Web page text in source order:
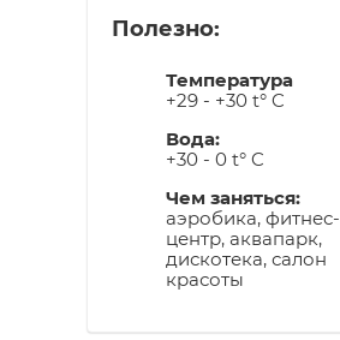
Полезно:
Температура
+29 - +30 t° C
Вода:
+30 - 0 t° C
Чем заняться:
аэробика, фитнес-
центр, аквапарк,
дискотека, салон
красоты